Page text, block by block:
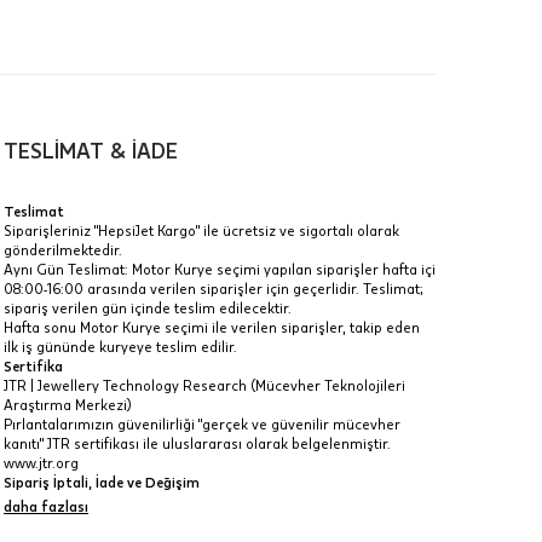
ancak
Taksit Toplamı
81.660 ₺
81.660 ₺
TESLİMAT & İADE
Teslimat
Siparişleriniz "HepsiJet Kargo" ile ücretsiz ve sigortalı olarak
gönderilmektedir.
Aynı Gün Teslimat: Motor Kurye seçimi yapılan siparişler hafta içi
08:00-16:00 arasında verilen siparişler için geçerlidir. Teslimat;
sipariş verilen gün içinde teslim edilecektir.
Hafta sonu Motor Kurye seçimi ile verilen siparişler, takip eden
ilk iş gününde kuryeye teslim edilir.
Sertifika
JTR | Jewellery Technology Research (Mücevher Teknolojileri
Araştırma Merkezi)
Pırlantalarımızın güvenilirliği "gerçek ve güvenilir mücevher
kanıtı" JTR sertifikası ile uluslararası olarak belgelenmiştir.
www.jtr.org
Sipariş İptali, İade ve Değişim
İptal: Kargoya verilmeyen veya faturası oluşmayan siparişlerinizi
daha fazlası